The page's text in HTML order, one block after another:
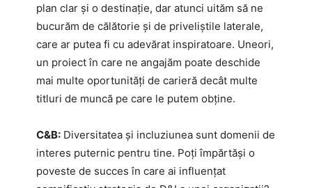
plan clar și o destinație, dar atunci uităm să ne
bucurăm de călătorie și de priveliștile laterale,
care ar putea fi cu adevărat inspiratoare. Uneori,
un proiect în care ne angajăm poate deschide
mai multe oportunități de carieră decât multe
titluri de muncă pe care le putem obține.
C&B: Diversitatea și incluziunea sunt domenii de
interes puternic pentru tine. Poți împărtăși o
poveste de succes în care ai influențat